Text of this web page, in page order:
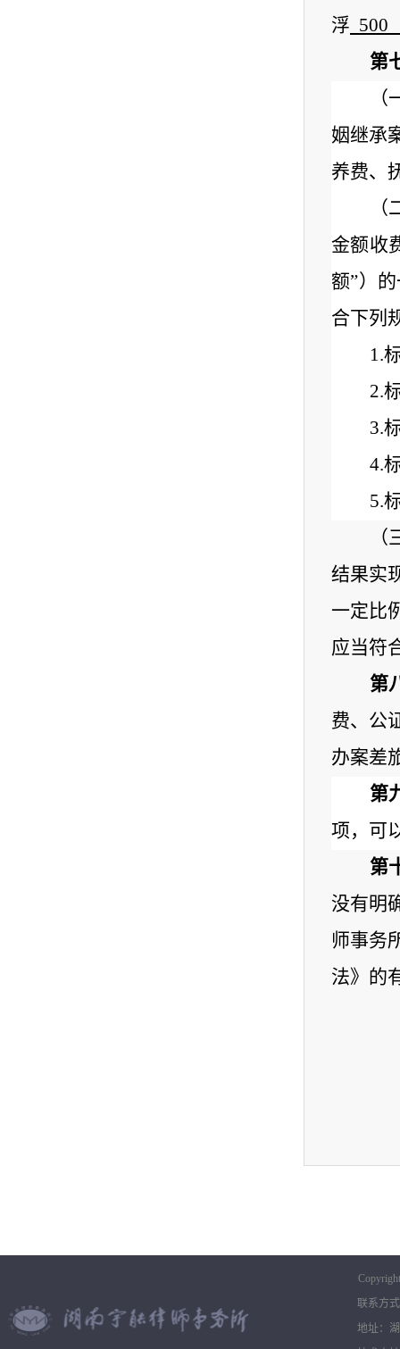
浮 500
第
姻继承
养费、
金额收
额”）
合下列
1.
2.
3.
4.
5.
（
结果实
一定比
应当符
第
费、公
办案差
第
项，可
第
没有明
师事务
法》的
联系方
地址：